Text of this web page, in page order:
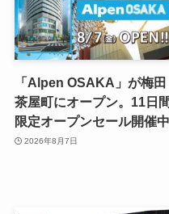
「Alpen OSAKA」が梅田
茶屋町にオープン。11日間
限定オープンセール開催中
2026年8月7日